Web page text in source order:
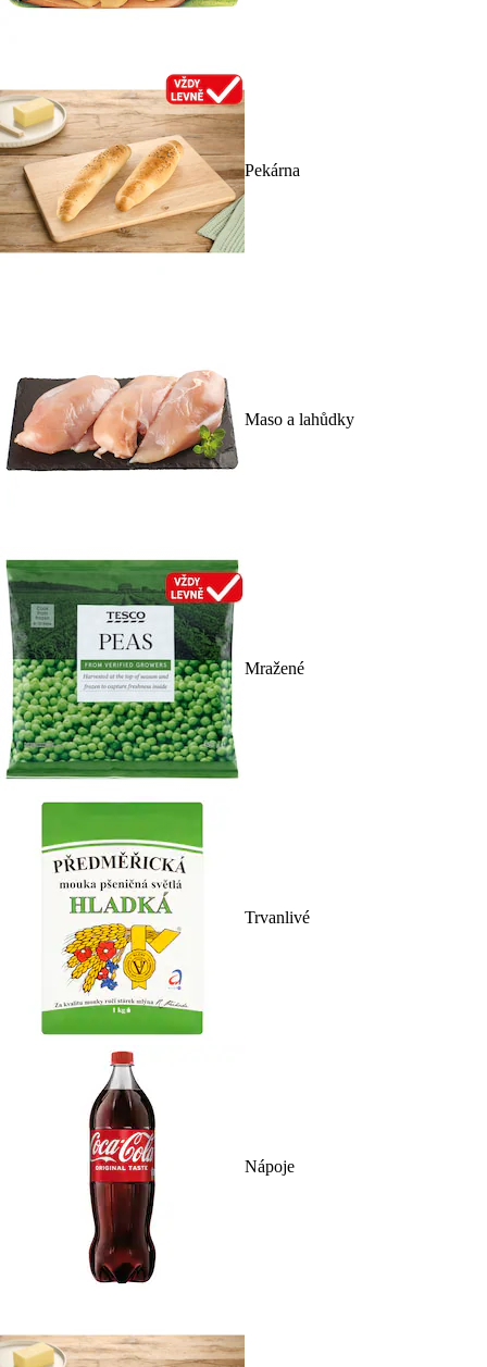
Pekárna
Maso a lahůdky
Mražené
Trvanlivé
Nápoje